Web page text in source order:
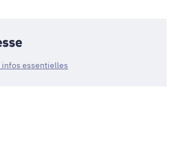
essentielles